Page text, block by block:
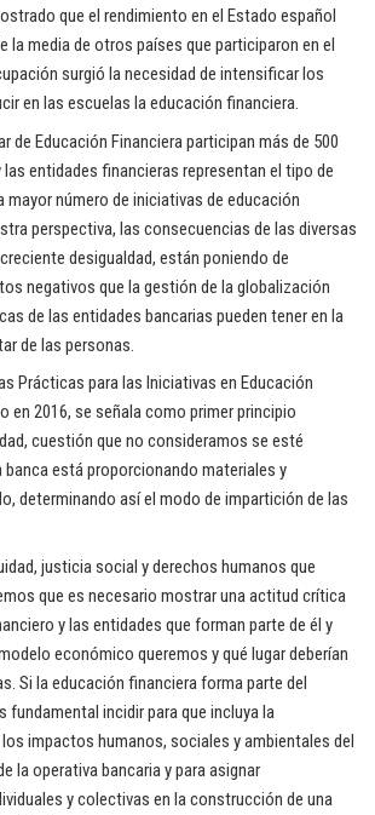
que el rendimiento en el Estado español
la media de otros países que participaron en el
surgió la necesidad de intensificar los
en las escuelas la educación financiera.
de Educación Financiera participan más de 500
entidades financieras representan el tipo de
mayor número de iniciativas de educación
perspectiva, las consecuencias de las diversas
desigualdad, están poniendo de
negativos que la gestión de la globalización
de las entidades bancarias pueden tener en la
de las personas.
Prácticas para las Iniciativas en Educación
en 2016, se señala como primer principio
cuestión que no consideramos se esté
está proporcionando materiales y
determinando así el modo de impartición de las
justicia social y derechos humanos que
que es necesario mostrar una actitud crítica
y las entidades que forman parte de él y
económico queremos y qué lugar deberían
Si la educación financiera forma parte del
fundamental incidir para que incluya la
impactos humanos, sociales y ambientales del
la operativa bancaria y para asignar
y colectivas en la construcción de una